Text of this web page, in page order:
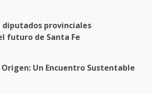
diputados provinciales
futuro de Santa Fe
Un Encuentro Sustentable